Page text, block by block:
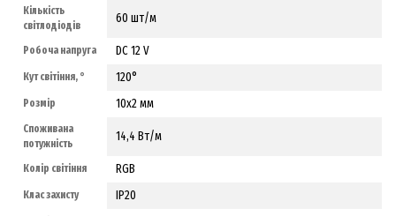
Кількість
світлодіодів
60 шт/м
Робоча напруга DC 12 V
Кут світіння, ° 120°
Розмір 10х2 мм
Споживана
потужність
14,4 Вт/м
Колір світіння RGB
Клас захисту IP20